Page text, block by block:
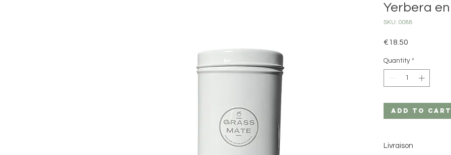
Yerbera
SKU: 0088
€18.50
Quantity *
Add to Cart
Livraison